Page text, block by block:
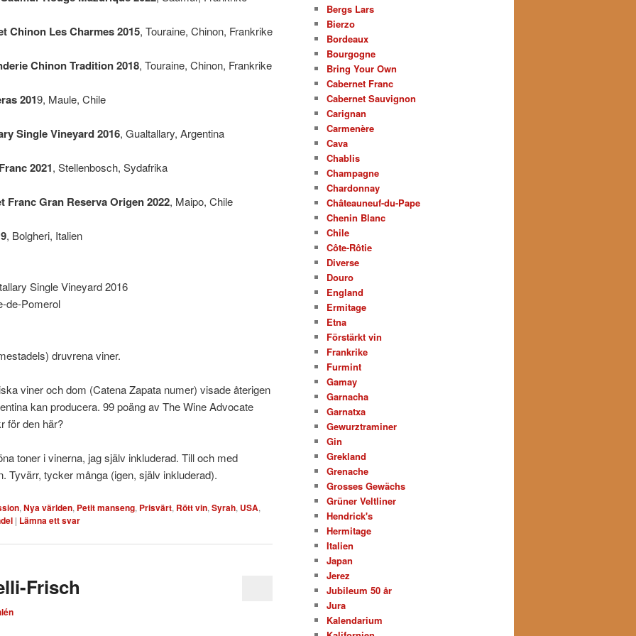
Chinon Les Charmes 2015, Touraine, Chinon, Frankrike
Chinon Tradition 2018, Touraine, Chinon, Frankrike
2019, Maule, Chile
Single Vineyard 2016, Gualtallary, Argentina
2021, Stellenbosch, Sydafrika
Franc Gran Reserva Origen 2022, Maipo, Chile
, Bolgheri, Italien
Single Vineyard 2016
de-Pomerol
druvrena viner.
viner och dom (Catena Zapata numer) visade återigen
kan producera. 99 poäng av The Wine Advocate
för den här?
toner i vinerna, jag själv inkluderad. Till och med
Tyvärr, tycker många (igen, själv inkluderad).
, Nya världen, Petit manseng, Prisvärt, Rött vin, Syrah, USA,
| Lämna ett svar
Frisch
Bergs Lars
Bierzo
Bordeaux
Bourgogne
Bring Your Own
Cabernet Franc
Cabernet Sauvignon
Carignan
Carmenère
Cava
Chablis
Champagne
Chardonnay
Châteauneuf-du-Pape
Chenin Blanc
Chile
Côte-Rôtie
Diverse
Douro
England
Ermitage
Etna
Förstärkt vin
Frankrike
Furmint
Gamay
Garnacha
Garnatxa
Gewurztraminer
Gin
Grekland
Grenache
Grosses Gewächs
Grüner Veltliner
Hendrick's
Hermitage
Italien
Japan
Jerez
Jubileum 50 år
Jura
Kalendarium